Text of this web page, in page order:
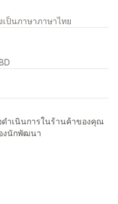
ป็นภาษาภาษาไทย
ำเนินการในร้านค้าของคุณ
งนักพัฒนา